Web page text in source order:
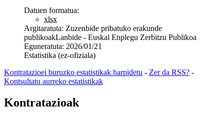
Datuen formatua:
xlsx
Argitaratuta: Zuzenbide pribatuko erakunde
publikoakLanbide - Euskal Enplegu Zerbitzu Publikoa
Eguneratuta: 2026/01/21
Estatistika (ez-ofiziala)
Kontratazioei buruzko estatistikak harpidetu - Zer da RSS? -
Kontsultatu aurreko estatistikak
Kontratazioak